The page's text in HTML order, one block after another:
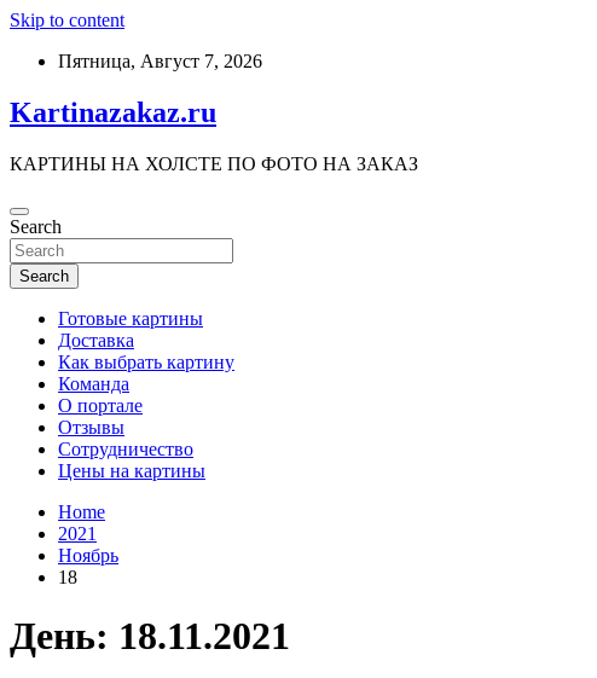
Skip to content
Пятница, Август 7, 2026
Kartinazakaz.ru
КАРТИНЫ НА ХОЛСТЕ ПО ФОТО НА ЗАКАЗ
Search
Search
Готовые картины
Доставка
Как выбрать картину
Команда
О портале
Отзывы
Сотрудничество
Цены на картины
Home
2021
Ноябрь
18
День: 18.11.2021